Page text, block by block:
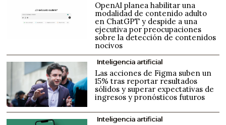
OpenAI planea habilitar una
modalidad de contenido adulto
en ChatGPT y despide a una
ejecutiva por preocupaciones
sobre la detección de contenidos
nocivos
Inteligencia artificial
Las acciones de Figma suben un
15% tras reportar resultados
sólidos y superar expectativas de
ingresos y pronósticos futuros
Inteligencia artificial